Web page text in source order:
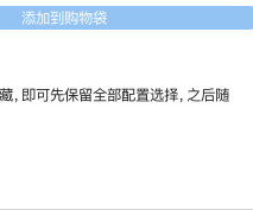
添加到购物袋
，即可先保留全部配置选择，之后随